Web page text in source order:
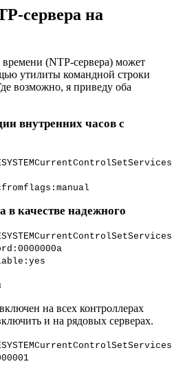
сервера на
(NTP-сервера) может
утилиты командной строки
возможно, я приведу оба
внутренних часов с
в качестве надежного
на всех контроллерах
и на рядовых серверах.